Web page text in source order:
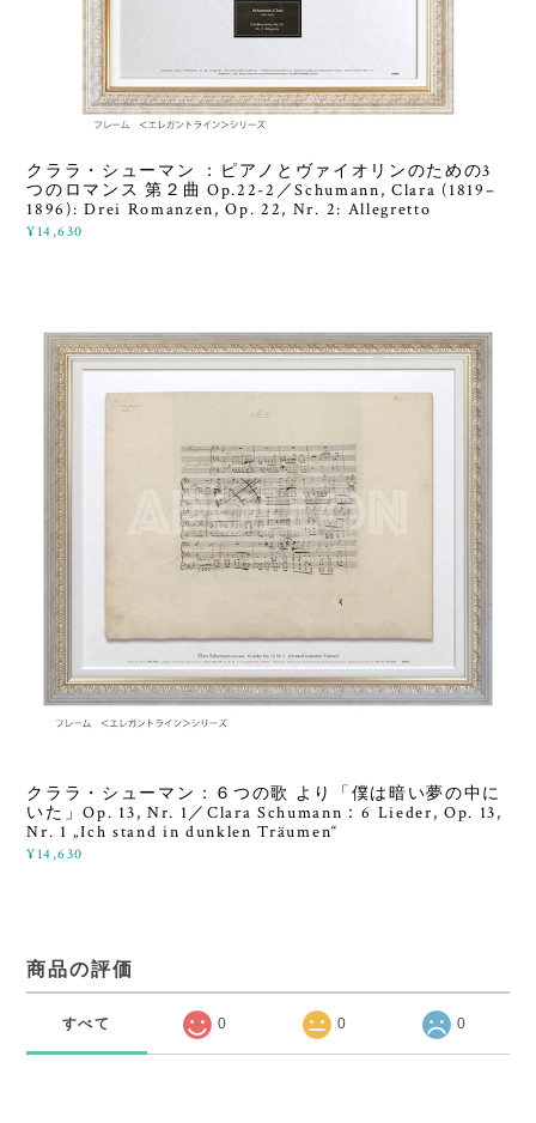
クララ・シューマン ：ピアノとヴァイオリンのための3
つのロマンス 第２曲 Op.22-2／Schumann, Clara (1819–
1896): Drei Romanzen, Op. 22, Nr. 2: Allegretto
¥14,630
クララ・シューマン：６つの歌 より「僕は暗い夢の中に
いた」Op. 13, Nr. 1／Clara Schumann：6 Lieder, Op. 13,
Nr. 1 „Ich stand in dunklen Träumen“
¥14,630
商品の評価
すべて 0 0 0